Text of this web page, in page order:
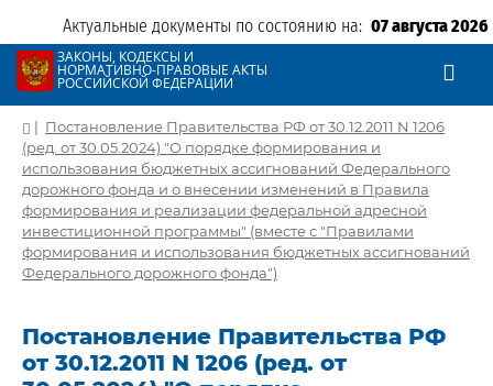
Актуальные документы по состоянию на: 07 августа 2026
ЗАКОНЫ, КОДЕКСЫ И
НОРМАТИВНО-ПРАВОВЫЕ АКТЫ
РОССИЙСКОЙ ФЕДЕРАЦИИ
| Постановление Правительства РФ от 30.12.2011 N 1206
(ред. от 30.05.2024) "О порядке формирования и
использования бюджетных ассигнований Федерального
дорожного фонда и о внесении изменений в Правила
формирования и реализации федеральной адресной
инвестиционной программы" (вместе с "Правилами
формирования и использования бюджетных ассигнований
Федерального дорожного фонда")
Постановление Правительства РФ
от 30.12.2011 N 1206 (ред. от